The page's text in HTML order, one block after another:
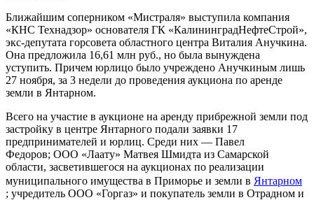
Ближайшим соперником «Мистраля» выступила компания
«КНС Технадзор» основателя ГК «КалининградНефтеСтрой»,
экс-депутата горсовета областного центра Виталия Анучкина.
Она предложила 16,61 млн руб., но была вынуждена
уступить. Причем юрлицо было учреждено Анучкиным лишь
27 ноября, за 3 недели до проведения аукциона по аренде
земли в Янтарном.
Всего на участие в аукционе на аренду прибрежной земли под
застройку в центре Янтарного подали заявки 17
предпринимателей и юрлиц. Среди них — Павел
Федоров; ООО «Лаату» Матвея Шмидта из Самарской
области, засветившегося на аукционах по реализации
муниципального имущества в Приморье и земли в Янтарном
; учредитель ООО «Горгаз» и покупатель земли в Отрадном и